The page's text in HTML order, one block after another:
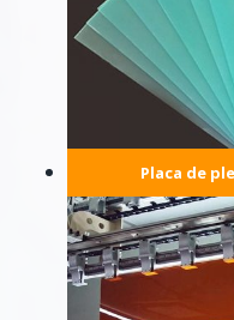
Placa de